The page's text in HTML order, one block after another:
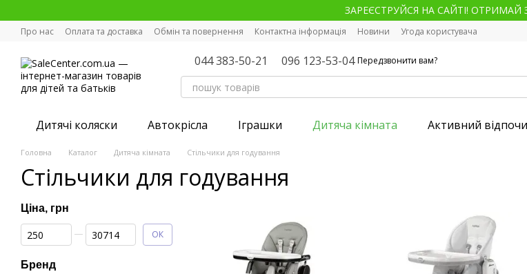
ЗАРЕЄСТРУЙСЯ НА САЙТІ! ОТРИМАЙ
Про нас Оплата та доставка Обмін та повернення Контактна інформація Новини Угода користувача
044 383-50-21 096 123-53-04 Передзвонити вам?
Дитячі коляски Автокрісла Іграшки Дитяча кімната Активний
Головна Каталог Дитяча кімната Стільчики для годування
Стільчики для годування
Ціна, грн
Від Ціна, грн
До Ціна, грн ОК
Бренд